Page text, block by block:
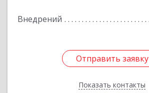
Внедрений
Отправить заявку
Показать контакты
Отправить заявку
Назад